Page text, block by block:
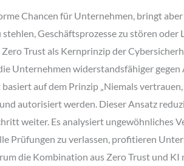
Chancen für Unternehmen, bringt
Geschäftsprozesse zu stören
Zero Trust als Kernprinzip der
Unternehmen widerstandsfähiger
auf dem Prinzip „Niemals
autorisiert werden. Dieser Ansatz
weiter. Es analysiert
Prüfungen zu verlassen, profitieren
die Kombination aus Zero Trust und